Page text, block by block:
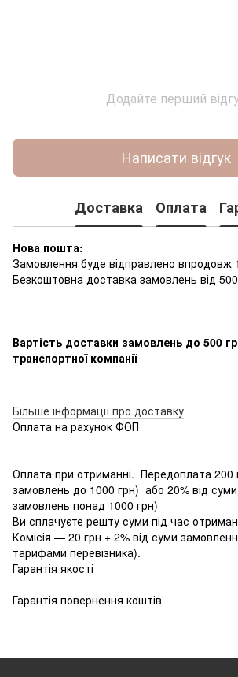
Додайте перший
Написати відгук
Доставка Оплата
Нова пошта:
Замовлення буде відправлено впродовж
Безкоштовна доставка замовлень від
Вартість доставки замовлень до 500
транспортної компанії
Більше інформації про доставку
Оплата на рахунок ФОП
Оплата при отриманні. Передоплата 200
замовлень до 1000 грн) або 20% від
замовлень понад 1000 грн)
Ви сплачуєте решту суми під час
Комісія — 20 грн + 2% від суми
тарифами перевізника).
Гарантія якості
Гарантія повернення коштів